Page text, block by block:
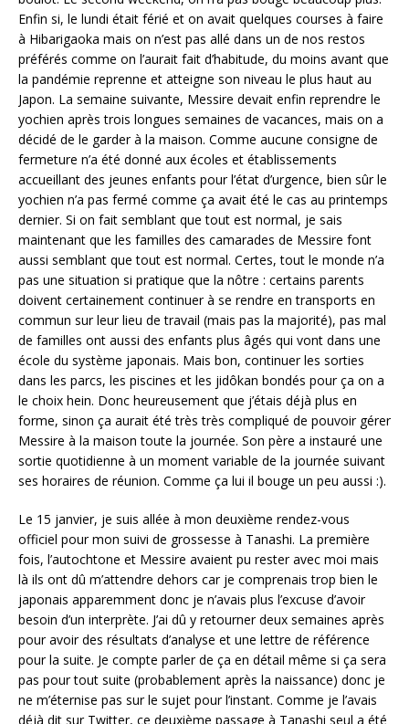
Enfin si, le lundi était férié et on avait quelques courses à faire
à Hibarigaoka mais on n’est pas allé dans un de nos restos
préférés comme on l’aurait fait d’habitude, du moins avant que
la pandémie reprenne et atteigne son niveau le plus haut au
Japon. La semaine suivante, Messire devait enfin reprendre le
yochien après trois longues semaines de vacances, mais on a
décidé de le garder à la maison. Comme aucune consigne de
fermeture n’a été donné aux écoles et établissements
accueillant des jeunes enfants pour l’état d’urgence, bien sûr le
yochien n’a pas fermé comme ça avait été le cas au printemps
dernier. Si on fait semblant que tout est normal, je sais
maintenant que les familles des camarades de Messire font
aussi semblant que tout est normal. Certes, tout le monde n’a
pas une situation si pratique que la nôtre : certains parents
doivent certainement continuer à se rendre en transports en
commun sur leur lieu de travail (mais pas la majorité), pas mal
de familles ont aussi des enfants plus âgés qui vont dans une
école du système japonais. Mais bon, continuer les sorties
dans les parcs, les piscines et les jidôkan bondés pour ça on a
le choix hein. Donc heureusement que j’étais déjà plus en
forme, sinon ça aurait été très très compliqué de pouvoir gérer
Messire à la maison toute la journée. Son père a instauré une
sortie quotidienne à un moment variable de la journée suivant
ses horaires de réunion. Comme ça lui il bouge un peu aussi :).
Le 15 janvier, je suis allée à mon deuxième rendez-vous
officiel pour mon suivi de grossesse à Tanashi. La première
fois, l’autochtone et Messire avaient pu rester avec moi mais
là ils ont dû m’attendre dehors car je comprenais trop bien le
japonais apparemment donc je n’avais plus l’excuse d’avoir
besoin d’un interprète. J’ai dû y retourner deux semaines après
pour avoir des résultats d’analyse et une lettre de référence
pour la suite. Je compte parler de ça en détail même si ça sera
pas pour tout suite (probablement après la naissance) donc je
ne m’éternise pas sur le sujet pour l’instant. Comme je l’avais
déjà dit sur Twitter, ce deuxième passage à Tanashi seul a été